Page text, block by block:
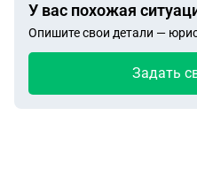
У вас похожая
Опишите свои детали —
Задать